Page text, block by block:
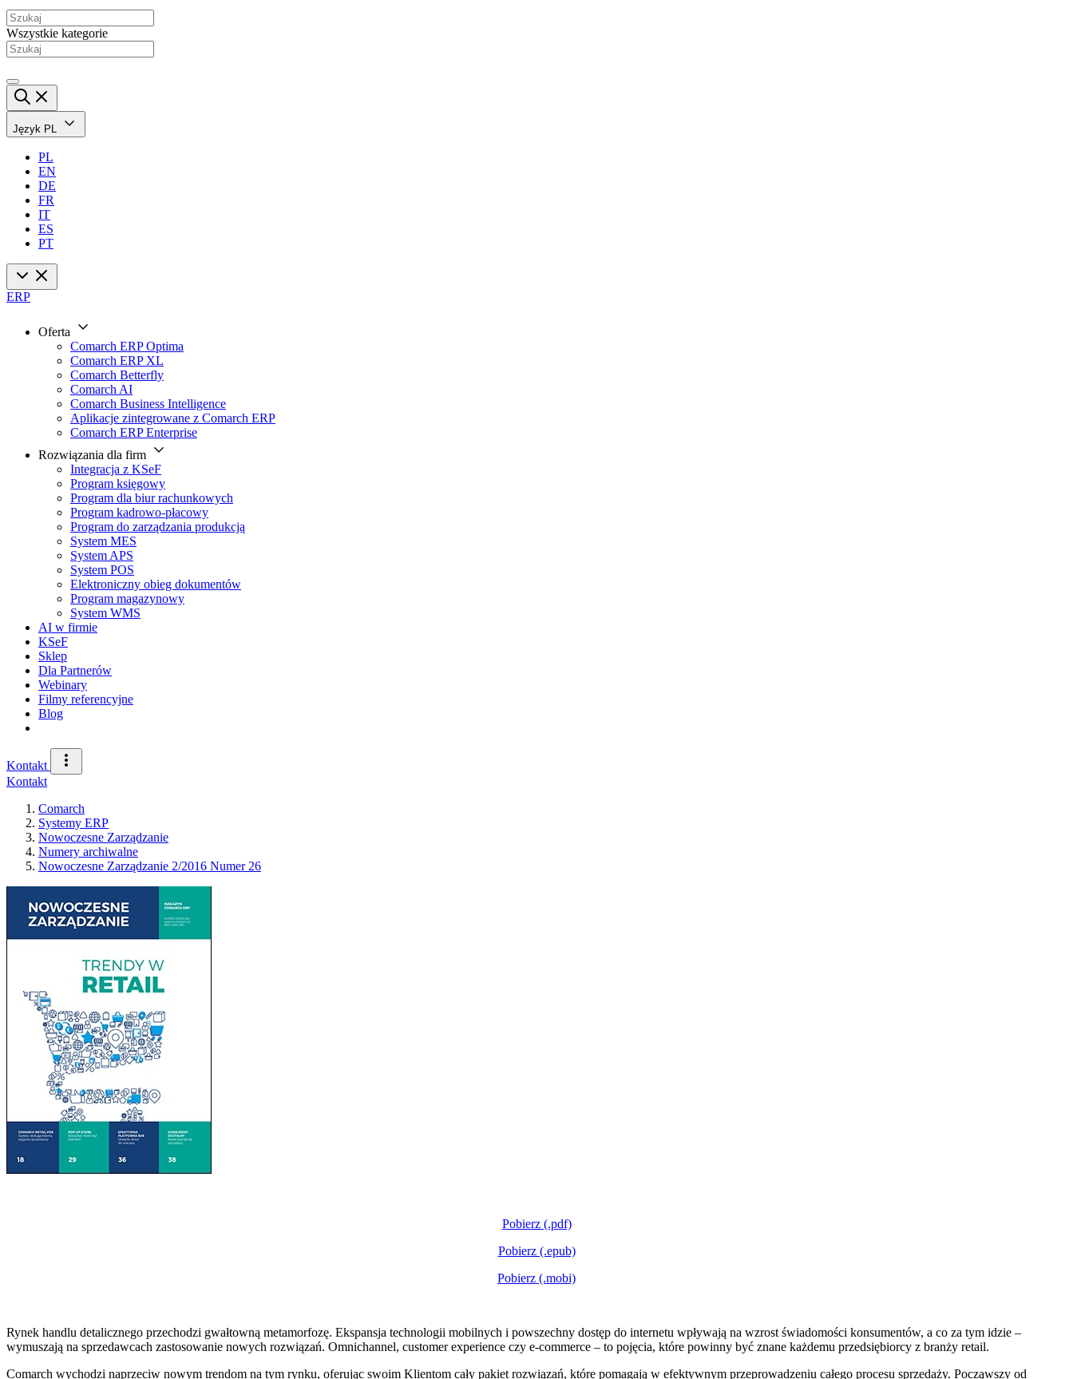
Wszystkie kategorie
Język PL
PL
EN
DE
FR
IT
ES
PT
ERP
Oferta
Comarch ERP Optima
Comarch ERP XL
Comarch Betterfly
Comarch AI
Comarch Business Intelligence
Aplikacje zintegrowane z Comarch ERP
Comarch ERP Enterprise
Rozwiązania dla firm
Integracja z KSeF
Program księgowy
Program dla biur rachunkowych
Program kadrowo-płacowy
Program do zarządzania produkcją
System MES
System APS
System POS
Elektroniczny obieg dokumentów
Program magazynowy
System WMS
AI w firmie
KSeF
Sklep
Dla Partnerów
Webinary
Filmy referencyjne
Blog
Kontakt
Kontakt
Comarch
Systemy ERP
Nowoczesne Zarządzanie
Numery archiwalne
Nowoczesne Zarządzanie 2/2016 Numer 26
Pobierz (.pdf)
Pobierz (.epub)
Pobierz (.mobi)
Rynek handlu detalicznego przechodzi gwałtowną metamorfozę. Ekspansja technologii mobilnych i powszechny dostęp do internetu wpływają na wzrost świadomości konsumentów, a co za tym idzie –
wymuszają na sprzedawcach zastosowanie nowych rozwiązań. Omnichannel, customer experience czy e-commerce – to pojęcia, które powinny być znane każdemu przedsiębiorcy z branży retail.
Comarch wychodzi naprzeciw nowym trendom na tym rynku, oferując swoim Klientom cały pakiet rozwiązań, które pomagają w efektywnym przeprowadzeniu całego procesu sprzedaży. Począwszy od